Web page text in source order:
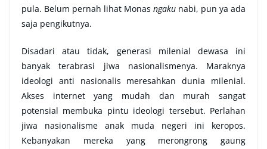
pula. Belum pernah lihat Monas ngaku nabi, pun ya ada
saja pengikutnya.
Disadari atau tidak, generasi milenial dewasa ini
banyak terabrasi jiwa nasionalismenya. Maraknya
ideologi anti nasionalis meresahkan dunia milenial.
Akses internet yang mudah dan murah sangat
potensial membuka pintu ideologi tersebut. Perlahan
jiwa nasionalisme anak muda negeri ini keropos.
Kebanyakan mereka yang merongrong gaung